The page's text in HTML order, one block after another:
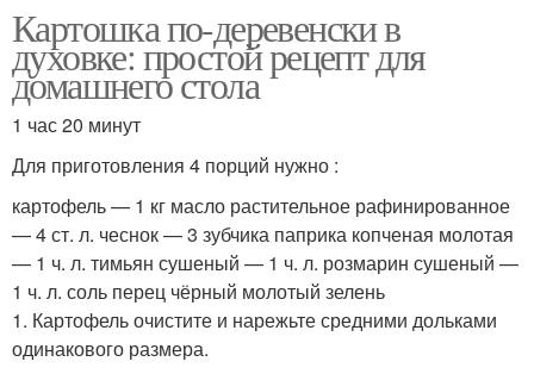
Картошка по-деревенски в
духовке: простой рецепт для
домашнего стола
1 час 20 минут
Для приготовления 4 порций нужно :
картофель — 1 кг масло растительное рафинированное
— 4 ст. л. чеснок — 3 зубчика паприка копченая молотая
— 1 ч. л. тимьян сушеный — 1 ч. л. розмарин сушеный —
1 ч. л. соль перец чёрный молотый зелень
1. Картофель очистите и нарежьте средними дольками
одинакового размера.